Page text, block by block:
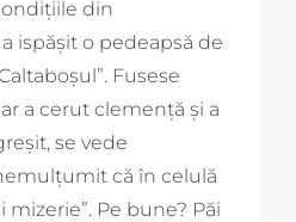
din
ispășit o pedeapsă de
Fusese
a cerut clemenţă şi a
se vede
că în celulă
mizerie”. Pe bune? Păi